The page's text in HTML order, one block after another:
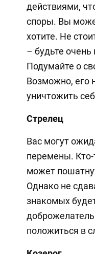
действиями,
споры. Вы
хотите. Не
– будьте
Подумайте о
Возможно, его
уничтожить
Стрелец
Вас могут
перемены.
может
Однако не
знакомых
положиться в